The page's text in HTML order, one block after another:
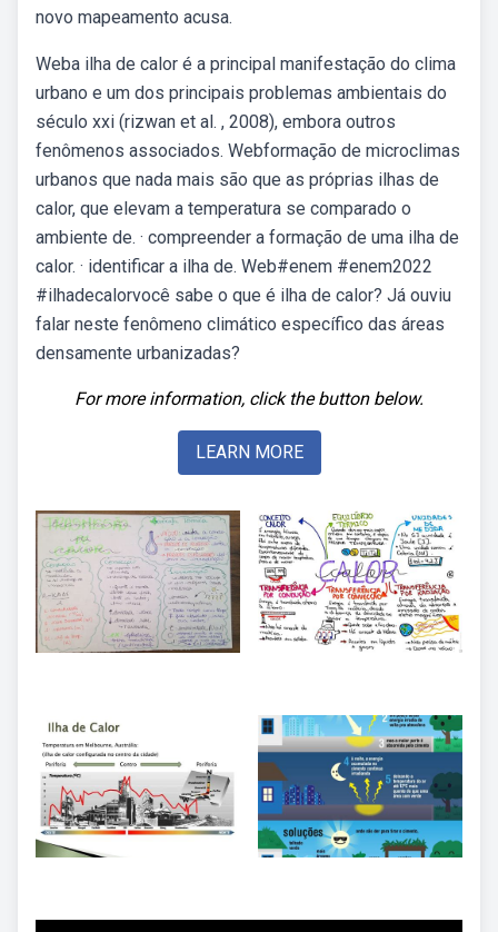
novo mapeamento acusa.
Weba ilha de calor é a principal manifestação do clima
urbano e um dos principais problemas ambientais do
século xxi (rizwan et al. , 2008), embora outros
fenômenos associados. Webformação de microclimas
urbanos que nada mais são que as próprias ilhas de
calor, que elevam a temperatura se comparado o
ambiente de. · compreender a formação de uma ilha de
calor. · identificar a ilha de. Web#enem #enem2022
#ilhadecalorvocê sabe o que é ilha de calor? Já ouviu
falar neste fenômeno climático específico das áreas
densamente urbanizadas?
For more information, click the button below.
LEARN MORE